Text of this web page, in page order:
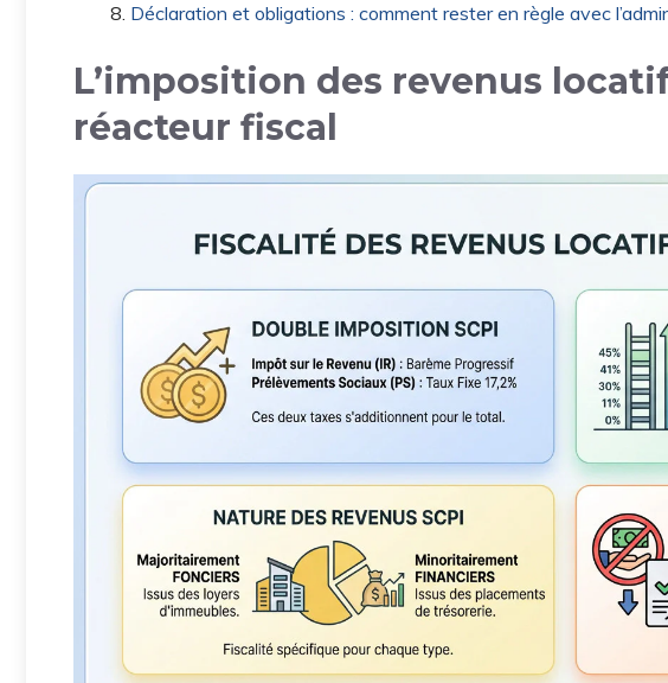
Déclaration et obligations : comment rester en règle avec
L’imposition des revenus
réacteur fiscal